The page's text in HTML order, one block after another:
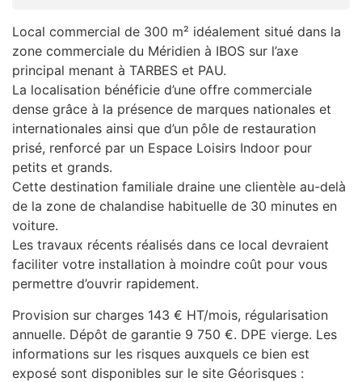
Local commercial de 300 m² idéalement situé dans la
zone commerciale du Méridien à IBOS sur l’axe
principal menant à TARBES et PAU.
La localisation bénéficie d’une offre commerciale
dense grâce à la présence de marques nationales et
internationales ainsi que d’un pôle de restauration
prisé, renforcé par un Espace Loisirs Indoor pour
petits et grands.
Cette destination familiale draine une clientèle au-delà
de la zone de chalandise habituelle de 30 minutes en
voiture.
Les travaux récents réalisés dans ce local devraient
faciliter votre installation à moindre coût pour vous
permettre d’ouvrir rapidement.
Provision sur charges 143 € HT/mois, régularisation
annuelle. Dépôt de garantie 9 750 €. DPE vierge. Les
informations sur les risques auxquels ce bien est
exposé sont disponibles sur le site Géorisques :